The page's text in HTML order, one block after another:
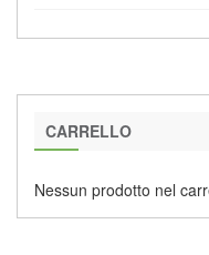
CARRELLO
Nessun prodotto nel